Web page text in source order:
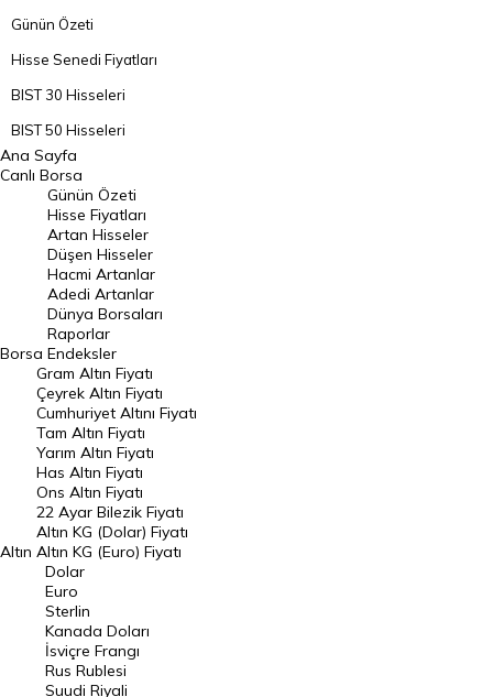
Günün Özeti
Hisse Senedi Fiyatları
BIST 30 Hisseleri
BIST 50 Hisseleri
BIST 100 Hisseleri
En Çok Artan Hisseler
En Çok Düşen Hisseler
Hacmi Artanlar
Geçmiş Kapanışlar
Dünya Borsaları
Raporlar
Endeksler
DÖVİZ
Döviz Kuru
Dolar Kuru
Euro Kuru
Pound Kuru
Frank Kuru
Riyal Kuru
Ana Sayfa
Canlı Borsa
Borsa
Günün Özeti
Hisse Fiyatları
Artan Hisseler
Düşen Hisseler
Hacmi Artanlar
Adedi Artanlar
Dünya Borsaları
Raporlar
Endeksler
Altın
Gram Altın Fiyatı
Çeyrek Altın Fiyatı
Cumhuriyet Altını Fiyatı
Tam Altın Fiyatı
Yarım Altın Fiyatı
Has Altın Fiyatı
Ons Altın Fiyatı
22 Ayar Bilezik Fiyatı
Altın KG (Dolar) Fiyatı
Altın KG (Euro) Fiyatı
Dolar
Euro
Sterlin
Kanada Doları
İsviçre Frangı
Rus Rublesi
Suudi Riyali